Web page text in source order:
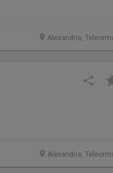
Alexandria,
Alexandria,